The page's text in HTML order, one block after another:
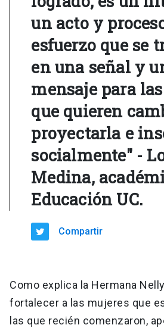
un acto y
esfuerzo que se
en una señal y
mensaje para
que quieren
proyectarla e
socialmente" -
Medina,
Educación UC.
Compartir
Como explica la Hermana
fortalecer a las mujeres que
las que recién comenzaron,